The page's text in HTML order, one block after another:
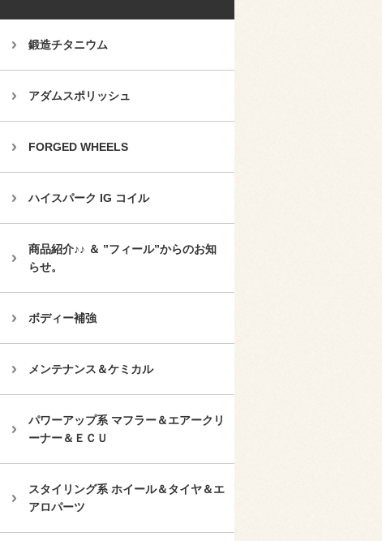
鍛造チタニウム
アダムスポリッシュ
FORGED WHEELS
ハイスパーク IG コイル
商品紹介♪♪ ＆ ”フィール”からのお知
らせ。
ボディー補強
メンテナンス＆ケミカル
パワーアップ系 マフラー＆エアークリ
ーナー＆ＥＣＵ
スタイリング系 ホイール＆タイヤ＆エ
アロパーツ